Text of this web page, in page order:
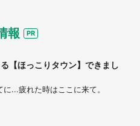
報
【ほっこりタウン】できまし
...疲れた時はここに来て。